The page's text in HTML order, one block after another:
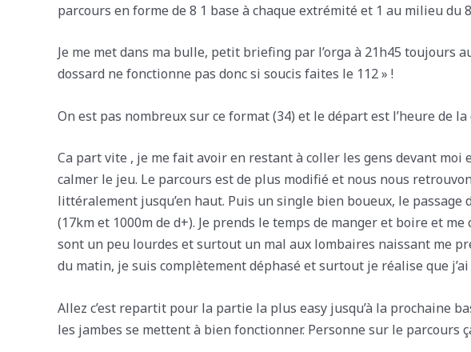
parcours en forme de 8 1 base à chaque extrémité et 1 au milieu du
Je me met dans ma bulle, petit briefing par l’orga à 21h45 toujours
dossard ne fonctionne pas donc si soucis faites le 112 » !
On est pas nombreux sur ce format (34) et le départ est l’heure de
Ca part vite , je me fait avoir en restant à coller les gens devant moi
calmer le jeu. Le parcours est de plus modifié et nous nous
littéralement jusqu’en haut. Puis un single bien boueux, le
(17km et 1000m de d+). Je prends le temps de manger et boire et
sont un peu lourdes et surtout un mal aux lombaires naissant me
du matin, je suis complètement déphasé et surtout je réalise que
Allez c’est repartit pour la partie la plus easy jusqu’à la prochaine
les jambes se mettent à bien fonctionner. Personne sur le parcours